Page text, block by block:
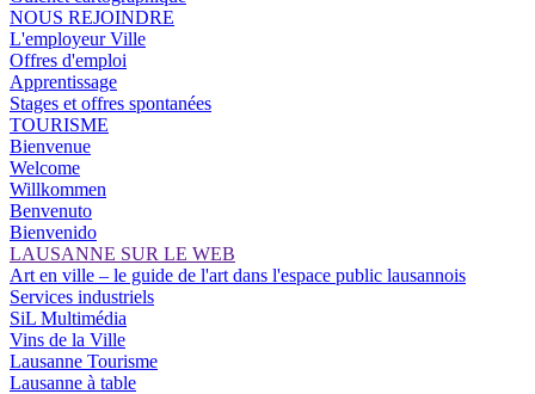
NOUS REJOINDRE
L'employeur Ville
Offres d'emploi
Apprentissage
Stages et offres spontanées
TOURISME
Bienvenue
Welcome
Willkommen
Benvenuto
Bienvenido
LAUSANNE SUR LE WEB
Art en ville – le guide de l'art dans l'espace public lausannois
Services industriels
SiL Multimédia
Vins de la Ville
Lausanne Tourisme
Lausanne à table